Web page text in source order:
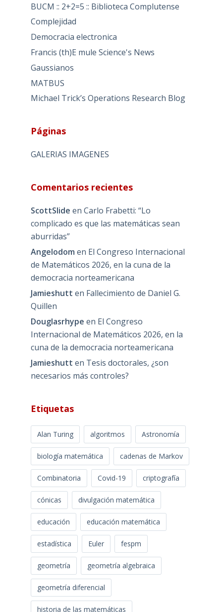
BUCM :: 2+2=5 :: Biblioteca Complutense
Complejidad
Democracia electronica
Francis (th)E mule Science's News
Gaussianos
MATBUS
Michael Trick’s Operations Research Blog
Páginas
GALERIAS IMAGENES
Comentarios recientes
ScottSlide en Carlo Frabetti: “Lo
complicado es que las matemáticas sean
aburridas”
Angelodom en El Congreso Internacional
de Matemáticos 2026, en la cuna de la
democracia norteamericana
Jamieshutt en Fallecimiento de Daniel G.
Quillen
Douglasrhype en El Congreso
Internacional de Matemáticos 2026, en la
cuna de la democracia norteamericana
Jamieshutt en Tesis doctorales, ¿son
necesarios más controles?
Etiquetas
Alan Turing algoritmos Astronomía
biología matemática cadenas de Markov
Combinatoria Covid-19 criptografía
cónicas divulgación matemática
educación educación matemática
estadística Euler fespm
geometría geometría algebraica
geometría diferencial
historia de las matemáticas